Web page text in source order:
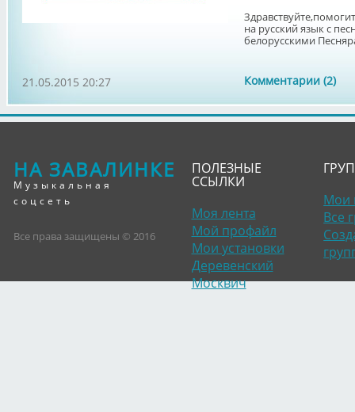
на русский язык с
белорусскими
Комментарии (2)
21.05.2015 20:27
НА ЗАВАЛИНКЕ
Музыкальная
соцсеть
Все права защищены © 2016
ПОЛЕЗНЫЕ
ССЫЛКИ
Моя лента
Мой профайл
Мои установки
Деревенский
Москвич
Мои
Все